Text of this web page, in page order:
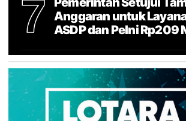
7
Anggaran untuk
ASDP dan Pelni Rp209